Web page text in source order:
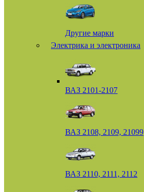
Другие марки
Электрика и электроника
ВАЗ 2101-2107
ВАЗ 2108, 2109, 21099
ВАЗ 2110, 2111, 2112